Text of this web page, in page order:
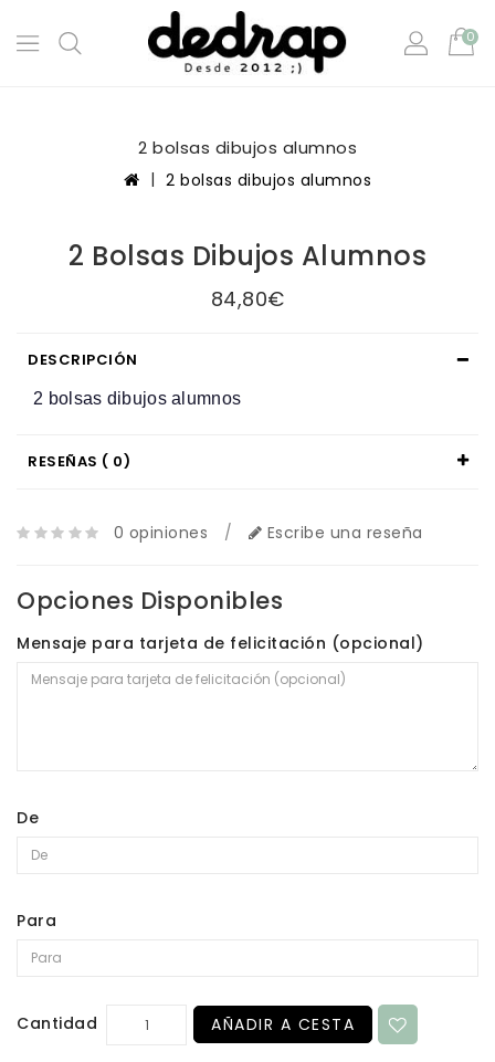
0
2 bolsas dibujos alumnos
2 bolsas dibujos alumnos
2 Bolsas Dibujos Alumnos
84,80€
DESCRIPCIÓN
2 bolsas dibujos alumnos
RESEÑAS ( 0)
0 opiniones / Escribe una reseña
Opciones Disponibles
Mensaje para tarjeta de felicitación (opcional)
De
Para
Cantidad AÑADIR A CESTA